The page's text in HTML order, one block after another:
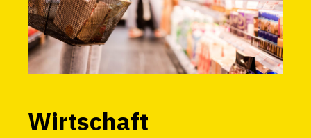
Wirtschaft